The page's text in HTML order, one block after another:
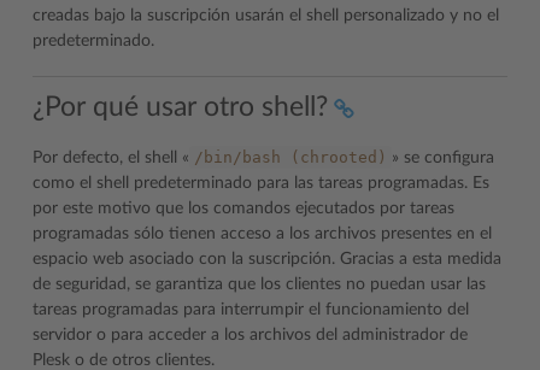
creadas bajo la suscripción usarán el shell personalizado y no el
predeterminado.
¿Por qué usar otro shell?
Por defecto, el shell « /bin/bash (chrooted) » se configura
como el shell predeterminado para las tareas programadas. Es
por este motivo que los comandos ejecutados por tareas
programadas sólo tienen acceso a los archivos presentes en el
espacio web asociado con la suscripción. Gracias a esta medida
de seguridad, se garantiza que los clientes no puedan usar las
tareas programadas para interrumpir el funcionamiento del
servidor o para acceder a los archivos del administrador de
Plesk o de otros clientes.